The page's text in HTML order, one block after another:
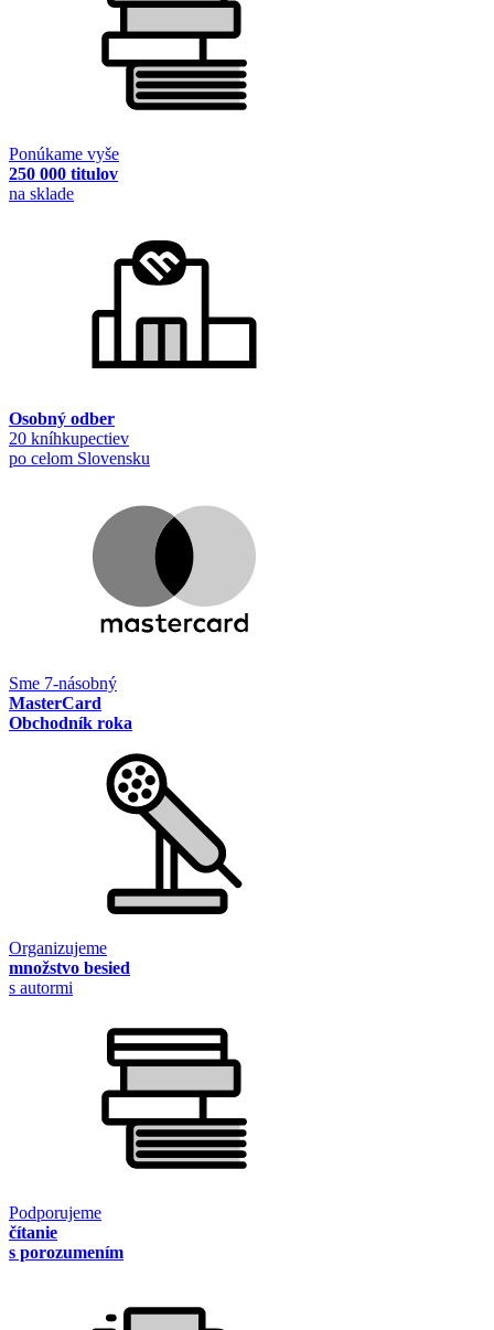
Ponúkame vyše
250 000 titulov
na sklade
Osobný odber
20 kníhkupectiev
po celom Slovensku
Sme 7-násobný
MasterCard
Obchodník roka
Organizujeme
množstvo besied
s autormi
Podporujeme
čítanie
s porozumením